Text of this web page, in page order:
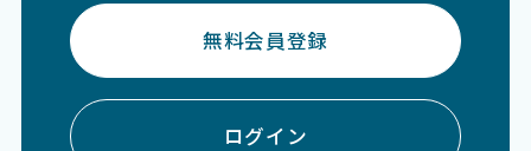
無料会員登録
ログイン